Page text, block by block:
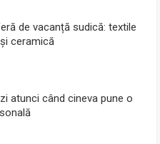
de vacanță sudică: textile
ceramică
atunci când cineva pune o